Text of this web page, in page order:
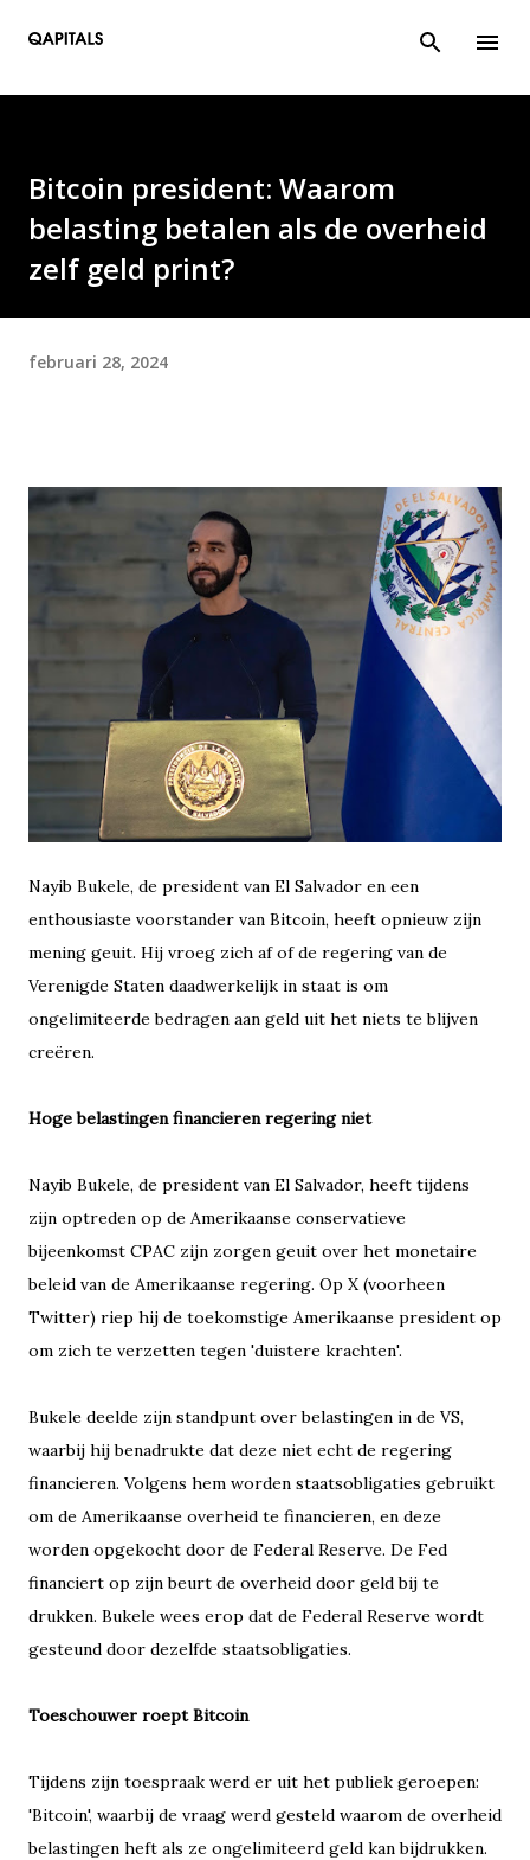
Bitcoin president: Waarom
belasting betalen als de overheid
zelf geld print?
februari 28, 2024
Nayib Bukele, de president van El Salvador en een
enthousiaste voorstander van Bitcoin, heeft opnieuw zijn
mening geuit. Hij vroeg zich af of de regering van de
Verenigde Staten daadwerkelijk in staat is om
ongelimiteerde bedragen aan geld uit het niets te blijven
creëren.
Hoge belastingen financieren regering niet
Nayib Bukele, de president van El Salvador, heeft tijdens
zijn optreden op de Amerikaanse conservatieve
bijeenkomst CPAC zijn zorgen geuit over het monetaire
beleid van de Amerikaanse regering. Op X (voorheen
Twitter) riep hij de toekomstige Amerikaanse president op
om zich te verzetten tegen 'duistere krachten'.
Bukele deelde zijn standpunt over belastingen in de VS,
waarbij hij benadrukte dat deze niet echt de regering
financieren. Volgens hem worden staatsobligaties gebruikt
om de Amerikaanse overheid te financieren, en deze
worden opgekocht door de Federal Reserve. De Fed
financiert op zijn beurt de overheid door geld bij te
drukken. Bukele wees erop dat de Federal Reserve wordt
gesteund door dezelfde staatsobligaties.
Toeschouwer roept Bitcoin
Tijdens zijn toespraak werd er uit het publiek geroepen:
'Bitcoin', waarbij de vraag werd gesteld waarom de overheid
belastingen heft als ze ongelimiteerd geld kan bijdrukken.